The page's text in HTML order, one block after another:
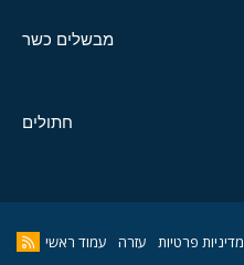
מבשלים כשר
חתולים
מדיניות פרטיות עזרה עמוד ראשי